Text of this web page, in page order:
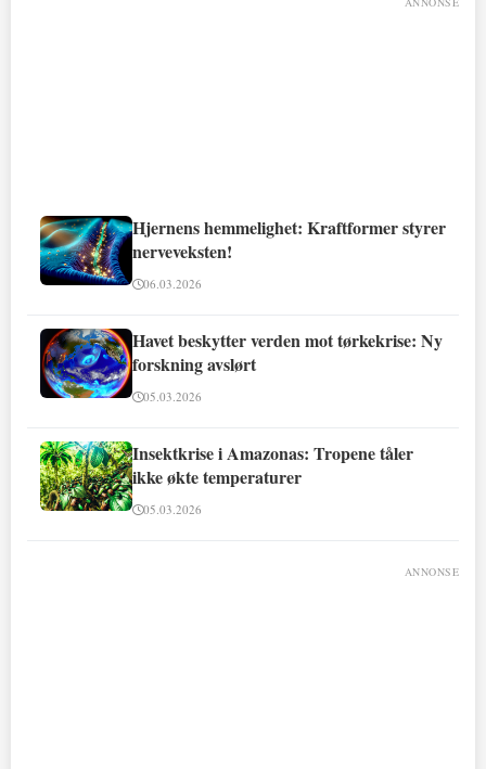
Hjernens hemmelighet: Kraftformer styrer
nerveveksten!
06.03.2026
Havet beskytter verden mot tørkekrise: Ny
forskning avslørt
05.03.2026
Insektkrise i Amazonas: Tropene tåler
ikke økte temperaturer
05.03.2026
ANNONSE